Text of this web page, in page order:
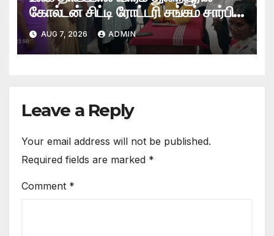
கோல்டன் சிட்டி ரோட்டரி சங்கம் சார்பில்
தாய்மார்களுக்கு ஊட்டச்சத்து
வழங்கல்
AUG 7, 2026 ADMIN
Leave a Reply
Your email address will not be published.
Required fields are marked *
Comment *